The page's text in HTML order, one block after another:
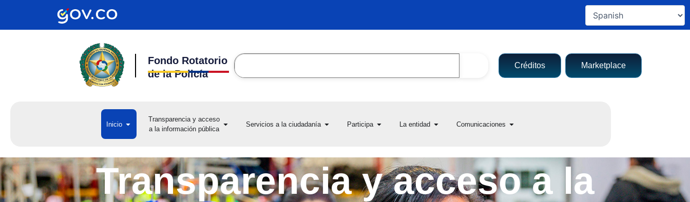
contenido
Fondo Rotatorio
de la Policía
Search
Créditos Marketplace
Inicio Open InicioTransparencia y acceso
a la información pública
Open Transparencia y acceso
Servicios a la ciudadanía Open Servicios a la ciudadanía
Participa Open Participa
La entidad Open La entidad
Comunicaciones Open Comunicaciones
Transparencia y acceso a la